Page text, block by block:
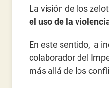
La visión de los
el uso de la
En este sentido, la
colaborador del
más allá de los